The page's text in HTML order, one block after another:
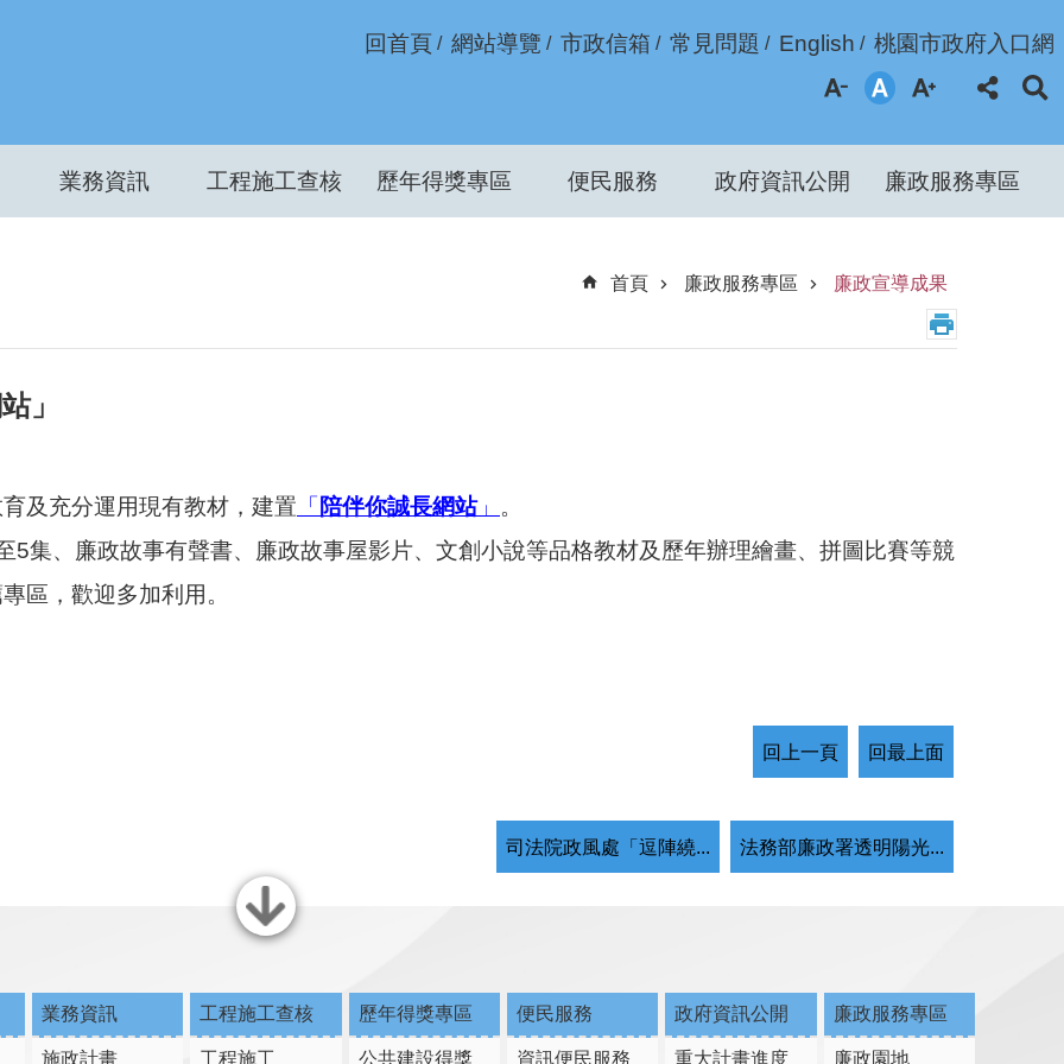
回首頁 網站導覽 市政信箱 常見問題 English 桃園市政府入口網
業務資訊 工程施工查核 歷年得獎專區 便民服務 政府資訊公開 廉政服務專區
首頁 廉政服務專區 廉政宣導成果
」
及充分運用現有教材，建置 「 陪伴你誠長網站」 。
5集、廉政故事有聲書、廉政故事屋影片、文創小說等品格教材及歷年辦理繪畫、拼圖比賽等競
區，歡迎多加利用。
回上一頁 回最上面
司法院政風處「逗陣繞... 法務部廉政署透明陽光...
關閉
業務資訊
施政計畫
工程施工查核
工程施工
歷年得獎專區
公共建設得獎
便民服務
資訊便民服務
政府資訊公開
重大計畫進度
廉政服務專區
廉政園地